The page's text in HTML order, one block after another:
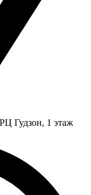
Гудзон, 1 этаж